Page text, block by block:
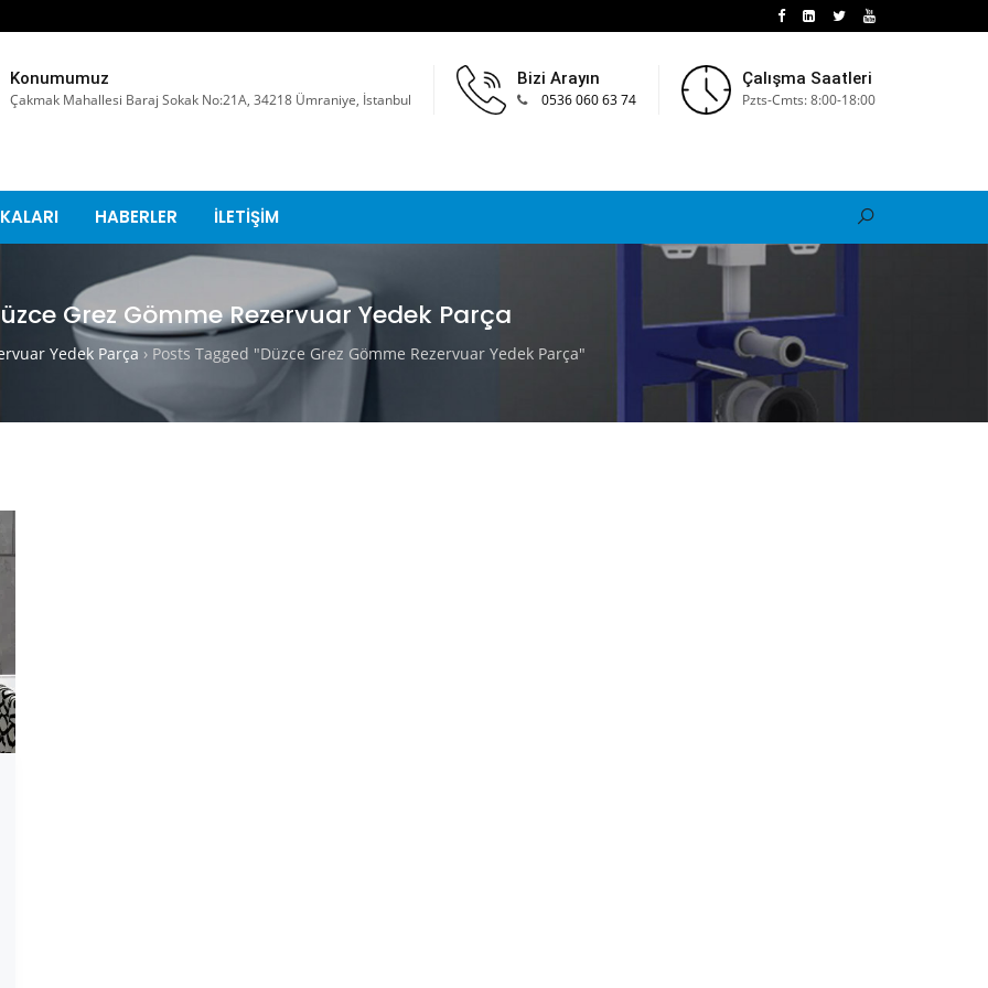
Konumumuz
Çakmak Mahallesi Baraj Sokak No:21A, 34218 Ümraniye, İstanbul
Bizi Arayın
0536 060 63 74
Çalışma Saatleri
Pzts-Cmts: 8:00-18:00
HABERLER İLETİŞİM
Grez Gömme Rezervuar Yedek Parça
Yedek Parça › Posts Tagged "Düzce Grez Gömme Rezervuar Yedek Parça"